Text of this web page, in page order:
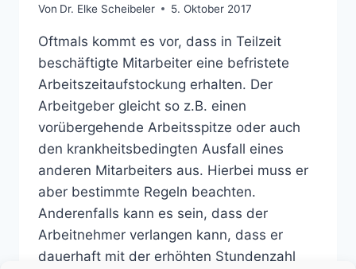
Von Dr. Elke Scheibeler 5. Oktober 2017
Oftmals kommt es vor, dass in Teilzeit
beschäftigte Mitarbeiter eine befristete
Arbeitszeitaufstockung erhalten. Der
Arbeitgeber gleicht so z.B. einen
vorübergehende Arbeitsspitze oder auch
den krankheitsbedingten Ausfall eines
anderen Mitarbeiters aus. Hierbei muss er
aber bestimmte Regeln beachten.
Anderenfalls kann es sein, dass der
Arbeitnehmer verlangen kann, dass er
dauerhaft mit der erhöhten Stundenzahl